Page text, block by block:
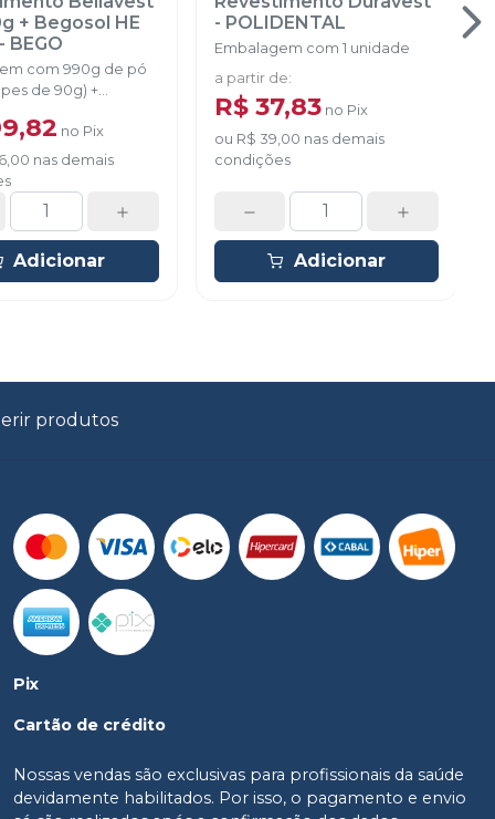
+ Begosol HE
BEGO
com 990g de pó
de 90g) +
no Pix
nas demais
Adicionar
- POLIDENTAL
Embalagem com 1 unidade
a partir de:
R$ 37,83 no Pix
ou R$ 39,00 nas demais
condições
Adicionar
produtos
Pix
Cartão de crédito
Nossas vendas são exclusivas para profissionais da saúde
devidamente habilitados. Por isso, o pagamento e envio